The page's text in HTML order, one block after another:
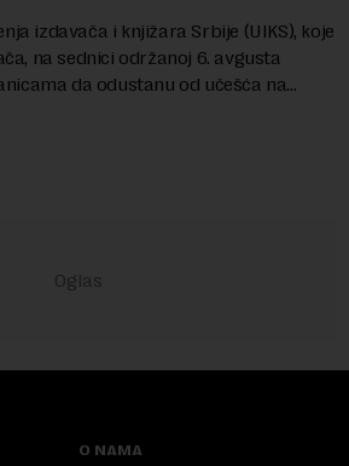
izdavača i knjižara Srbije (UIKS), koje
na sednici održanoj 6. avgusta
da odustanu od učešća na
O NAMA